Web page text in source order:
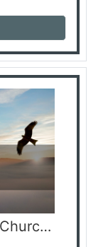
ACPK 2025-3 교회 교육, Church Education, Церковное образование (남선우 교수)